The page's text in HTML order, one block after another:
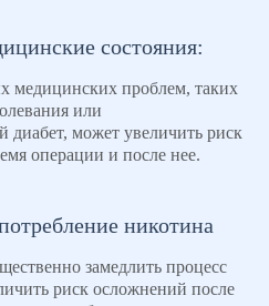
состояния:
медицинских проблем, таких
или
диабет, может увеличить риск
операции и после нее.
никотина
замедлить процесс
риск осложнений после